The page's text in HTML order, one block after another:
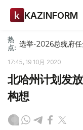
KAZINFORM
热
点: 选举-2026总统府
17:45, 19 10月 2020
北哈州计划发
构想